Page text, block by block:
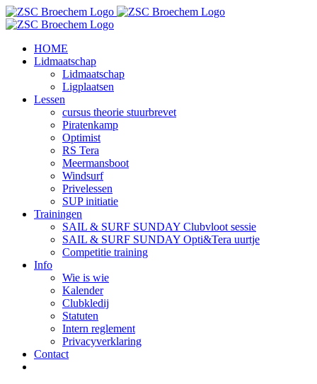
Skip
to
HOME
Lidmaatschap
Lidmaatschap
Ligplaatsen
Lessen
cursus theorie stuurbrevet
Piratenkamp
Optimist
RS Tera
Meermansboot
Windsurf
Privelessen
SUP initiatie
Trainingen
SAIL & SURF SUNDAY Clubvloot sessie
SAIL & SURF SUNDAY Opti&Tera uurtje
Competitie training
Info
Wie is wie
Kalender
Clubkledij
Statuten
Intern reglement
Privacyverklaring
Contact